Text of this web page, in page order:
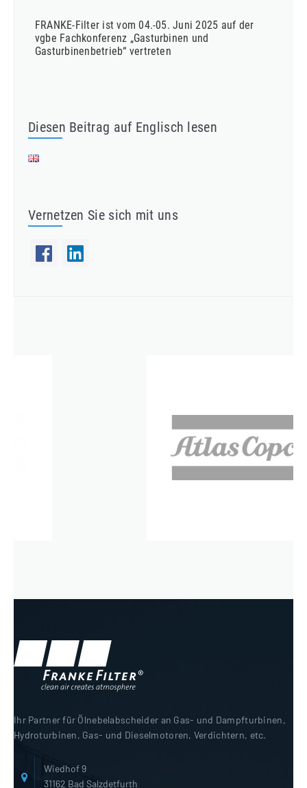
FRANKE-Filter ist vom 04.-05. Juni 2025 auf der
vgbe Fachkonferenz „Gasturbinen und
Gasturbinenbetrieb“ vertreten
Diesen Beitrag auf Englisch lesen
Vernetzen Sie sich mit uns
Ihr Partner für Ölnebelabscheider an Gas- und Dampfturbinen,
Hydroturbinen, Gas- und Dieselmotoren, Verdichtern, etc.
Wiedhof 9
31162 Bad Salzdetfurth